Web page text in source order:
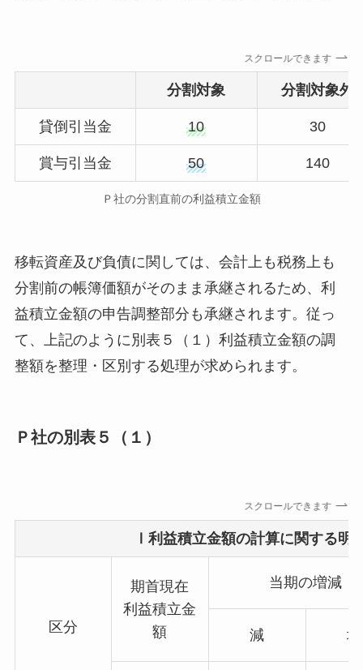
スクロールできます
分割対象 分割対象外
貸倒引当金 10 30
賞与引当金 50 140
Ｐ社の分割直前の利益積立金額
移転資産及び負債に関しては、会計上も税務上も
分割前の帳簿価額がそのまま承継されるため、利
益積立金額の申告調整部分も承継されます。従っ
て、上記のように別表５（１）利益積立金額の調
整額を整理・区別する処理が求められます。
Ｐ社の別表５（１）
スクロールできます
Ⅰ利益積立金額の計算に関する明
区分
期首現在
利益積立金
額
当期の増減
減 増